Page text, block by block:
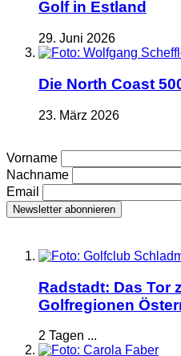
Golf in Estland
29. Juni 2026
Die North Coast
23. März 2026
Vorname
Nachname
Email
Radstadt: Das Tor
Golfregionen
2 Tagen ...